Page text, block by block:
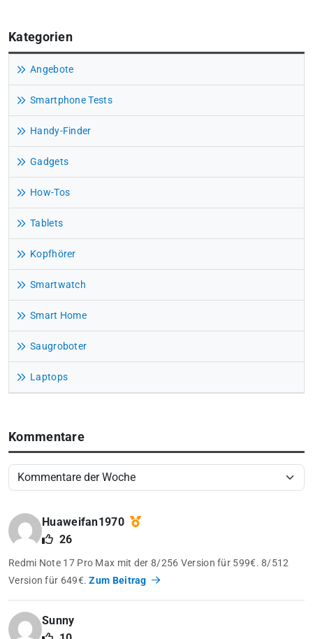
Kategorien
Angebote
Smartphone Tests
Handy-Finder
Gadgets
How-Tos
Tablets
Kopfhörer
Smartwatch
Smart Home
Saugroboter
Laptops
Kommentare
Huaweifan1970
26
Redmi Note 17 Pro Max mit der 8/256 Version für 599€. 8/512
Version für 649€.Zum Beitrag
Sunny